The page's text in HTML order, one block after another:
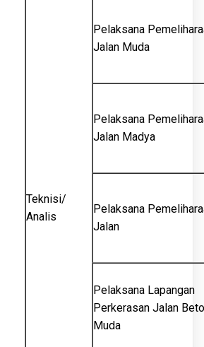
Teknisi/
Analis
Pelaksana
Jalan Muda
Pelaksana
Jalan Madya
Pelaksana
Jalan
Pelaksana Lapangan
Perkerasan Jalan
Muda